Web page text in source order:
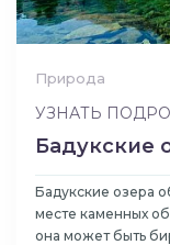
Природа
Бадукские
Бадукские озера
месте каменных
она может быть
УЗНАТЬ